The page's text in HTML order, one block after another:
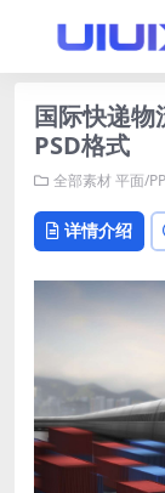
国际快递物
PSD格式
全部素材 平面/
详情介绍